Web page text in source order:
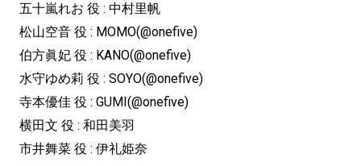
五十嵐れお 役 : 中村里帆
松山空音 役 : MOMO(@onefive)
伯方眞妃 役 : KANO(@onefive)
水守ゆめ莉 役 : SOYO(@onefive)
寺本優佳 役 : GUMI(@onefive)
横田文 役 : 和田美羽
市井舞菜 役 : 伊礼姫奈